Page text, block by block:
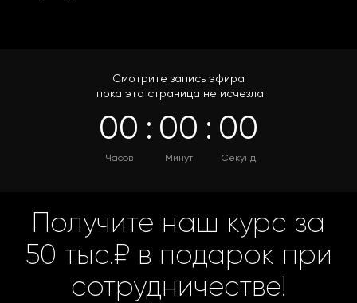
Смотрите запись эфира
пока эта страница не исчезла
00
Часов
: 00
Минут
: 00
Секунд
Получите наш курс за
50 тыс.₽ в подарок при
сотрудничестве!